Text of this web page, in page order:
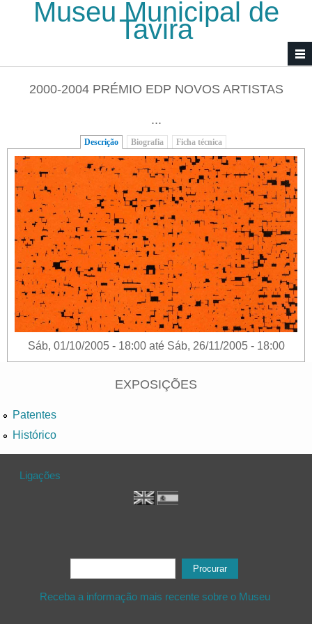
Passar para o conteúdo principal
Museu Municipal de
Tavira
2000-2004 PRÉMIO EDP NOVOS ARTISTAS
...
Descrição (separador ativo)
Biografia Ficha técnica
Sáb, 01/10/2005 - 18:00até Sáb, 26/11/2005 - 18:00
EXPOSIÇÕES
Patentes
Histórico
Ligações
Formulário de procura
Receba a informação mais recente sobre o Museu